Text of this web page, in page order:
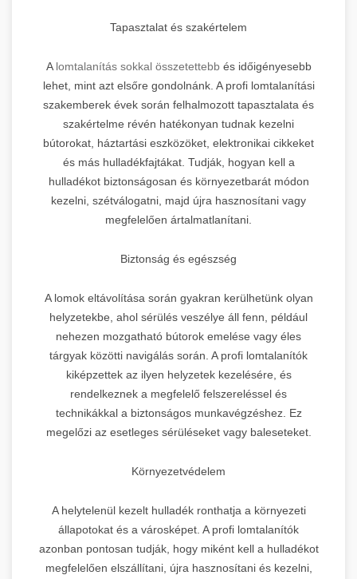
Tapasztalat és szakértelem
Alomtalanítás sokkal összetettebbés időigényesebb
lehet, mint azt elsőre gondolnánk. A profi lomtalanítási
szakemberek évek során felhalmozott tapasztalata és
szakértelme révén hatékonyan tudnak kezelni
bútorokat, háztartási eszközöket, elektronikai cikkeket
és más hulladékfajtákat. Tudják, hogyan kell a
hulladékot biztonságosan és környezetbarát módon
kezelni, szétválogatni, majd újra hasznosítani vagy
megfelelően ártalmatlanítani.
Biztonság és egészség
A lomok eltávolítása során gyakran kerülhetünk olyan
helyzetekbe, ahol sérülés veszélye áll fenn, például
nehezen mozgatható bútorok emelése vagy éles
tárgyak közötti navigálás során. A profi lomtalanítók
kiképzettek az ilyen helyzetek kezelésére, és
rendelkeznek a megfelelő felszereléssel és
technikákkal a biztonságos munkavégzéshez. Ez
megelőzi az esetleges sérüléseket vagy baleseteket.
Környezetvédelem
A helytelenül kezelt hulladék ronthatja a környezeti
állapotokat és a városképet. A profi lomtalanítók
azonban pontosan tudják, hogy miként kell a hulladékot
megfelelően elszállítani, újra hasznosítani és kezelni,